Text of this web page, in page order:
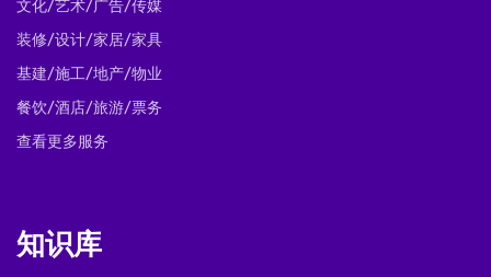
文化/艺术/广告/传媒
装修/设计/家居/家具
基建/施工/地产/物业
餐饮/酒店/旅游/票务
查看更多服务
知识库